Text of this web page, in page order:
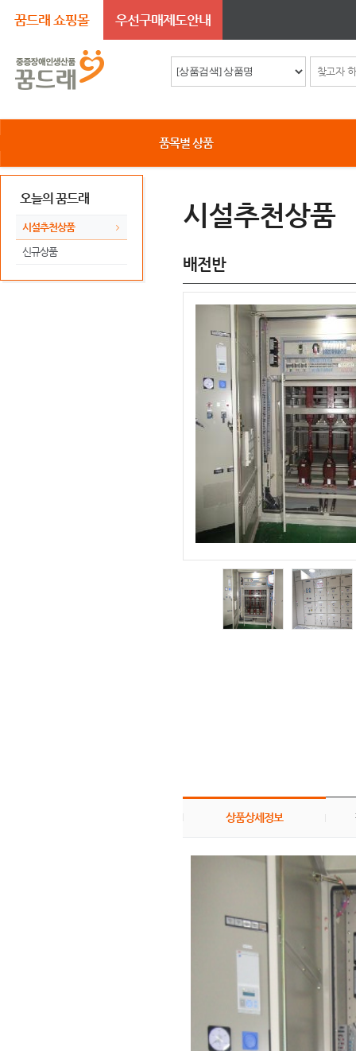
꿈드래 쇼핑몰 우선구매제도안내
품목별 상품
오늘의 꿈드래
시설추천상품
신규상품
시설추천상품
배전반
상품상세정보